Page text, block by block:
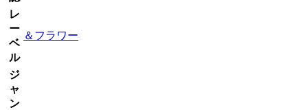
レ
ー
ベ
ル
＆フラワー
ジ
ャ
ン